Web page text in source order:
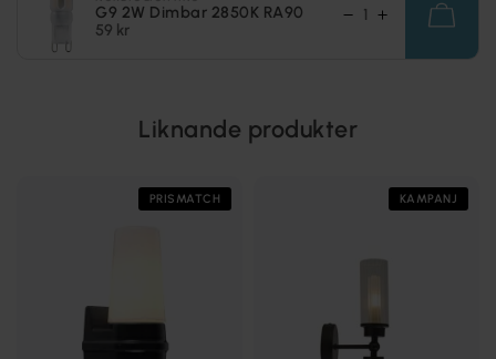
G9 2W Dimbar 2850K RA90
59 kr
Liknande produkter
PRISMATCH KAMPANJ